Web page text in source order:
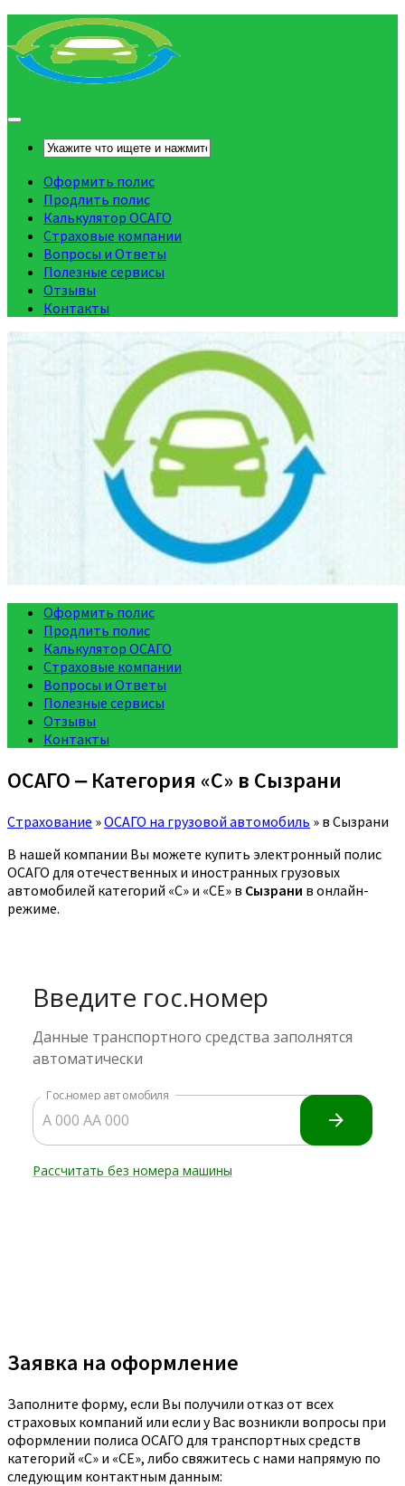
Оформить полис
Продлить полис
Калькулятор ОСАГО
Страховые компании
Вопросы и Ответы
Полезные сервисы
Отзывы
Контакты
Оформить полис
Продлить полис
Калькулятор ОСАГО
Страховые компании
Вопросы и Ответы
Полезные сервисы
Отзывы
Контакты
ОСАГО ‒ Категория «C» в Сызрани
Страхование »ОСАГО на грузовой автомобиль » в Сызрани
В нашей компании Вы можете купить электронный полис
ОСАГО для отечественных и иностранных грузовых
автомобилей категорий «C» и «CE» в Сызрани в онлайн-
режиме.
Заявка на оформление
Заполните форму, если Вы получили отказ от всех
страховых компаний или если у Вас возникли вопросы при
оформлении полиса ОСАГО для транспортных средств
категорий «C» и «CE», либо свяжитесь с нами напрямую по
следующим контактным данным: